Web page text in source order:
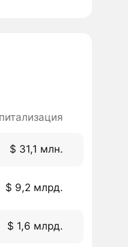
$ 31,1 млн.
$ 9,2 млрд.
$ 1,6 млрд.